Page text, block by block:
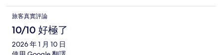
旅客真實評論
10/10 好極了
2026 年 1 月 10 日